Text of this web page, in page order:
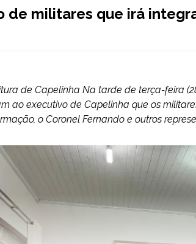
de militares que irá
de Capelinha Na tarde de terça-feira
ao executivo de Capelinha que os
o Coronel Fernando e outros